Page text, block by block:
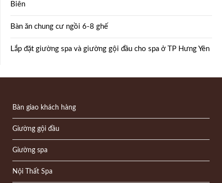
Biên
Bàn ăn chung cư ngồi 6-8 ghế
Lắp đặt giường spa và giường gội đầu cho spa ở TP Hưng Yên
Bàn giao khách hàng
Giường gội đầu
Giường spa
Nội Thất Spa